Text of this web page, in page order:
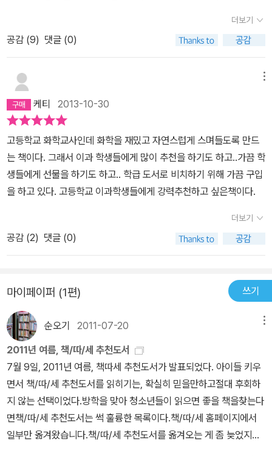
이 딱딱한 학문이 아니라 인생을 말해주는 철학과도 같은 학문인 것
같다.더 알고 싶고 깊이 공부하고자 하는 의욕도 생기게 해주는 것 같
다.이 추운 겨울.... 나와 공유결합을 할 그 분은 어디에..??!!
더보기
공감 (9) 댓글 (0)
케티 2013-10-30
고등학교 화학교사인데 화학을 재밌고 자연스럽게 스며들도록 만드
는 책이다. 그래서 이과 학생들에게 많이 추천을 하기도 하고..가끔 학
생들에게 선물을 하기도 하고.. 학급 도서로 비치하기 위해 가끔 구입
을 하고 있다. 고등학교 이과학생들에게 강력추천하고 싶은책이다.
더보기
공감 (2) 댓글 (0)
마이페이퍼 (1편) 쓰기
순오기 2011-07-20
2011년 여름, 책/따/세 추천도서
7월 9일, 2011년 여름, 책따세 추천도서가 발표되었다. 아이들 키우
면서 책/따/세 추천도서를 읽히기는, 확실히 믿을만하고절대 후회하
지 않는 선택이었다.방학을 맞아 청소년들이 읽으면 좋을 책을찾는다
면책/따/세 추천도서는 썩 훌륭한 목록이다.책/따/세 홈페이지에서
일부만 옮겨왔습니다.책/따/세 추천도서를 옮겨오는 게 좀 늦었지만